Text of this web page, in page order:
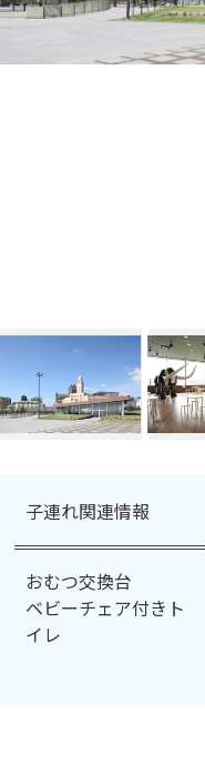
子連れ関連情報
おむつ交換台
ベビーチェア付きト
イレ